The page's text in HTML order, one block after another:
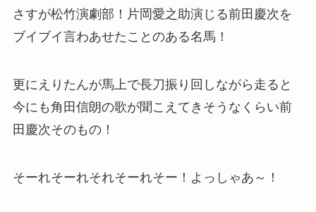
さすが松竹演劇部！片岡愛之助演じる前田慶次を
ブイブイ言わあせたことのある名馬！
更にえりたんが馬上で長刀振り回しながら走ると
今にも角田信朗の歌が聞こえてきそうなくらい前
田慶次そのもの！
そーれそーれそれそーれそー！よっしゃあ～！